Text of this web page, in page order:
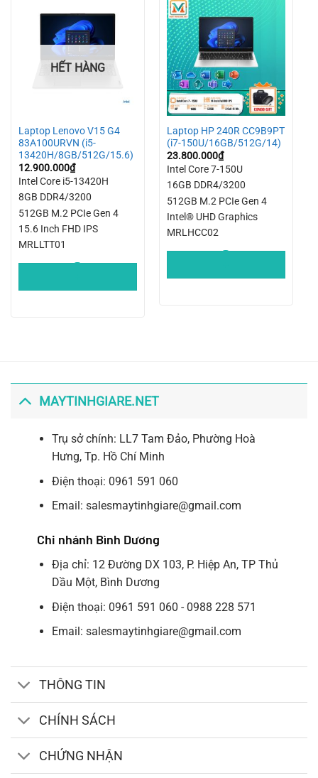
HẾT HÀNG
Laptop Lenovo V15 G4
83A100URVN (i5-
13420H/8GB/512G/15.6)
12.900.000₫
Intel Core i5-13420H
8GB DDR4/3200
512GB M.2 PCIe Gen 4
15.6 Inch FHD IPS
MRLLTT01
Laptop HP 240R CC9B9PT
(i7-150U/16GB/512G/14)
23.800.000₫
Intel Core 7-150U
16GB DDR4/3200
512GB M.2 PCIe Gen 4
Intel® UHD Graphics
MRLHCC02
MAYTINHGIARE.NET
Trụ sở chính: LL7 Tam Đảo, Phường Hoà
Hưng, Tp. Hồ Chí Minh
Điện thoại: 0961 591 060
Email: salesmaytinhgiare@gmail.com
Chi nhánh Bình Dương
Địa chỉ: 12 Đường DX 103, P. Hiệp An, TP Thủ
Dầu Một, Bình Dương
Điện thoại: 0961 591 060 - 0988 228 571
Email: salesmaytinhgiare@gmail.com
THÔNG TIN
CHÍNH SÁCH
CHỨNG NHẬN